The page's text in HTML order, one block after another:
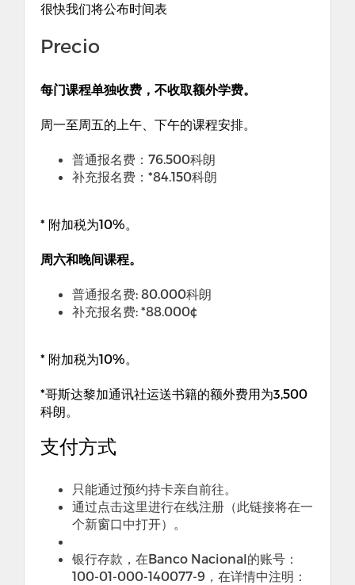
很快我们将公布时间表
Precio
每门课程单独收费 ， 不收取额外学费。
周一至周五的上午、下午的课程安排。
普通报名费： 76.500科朗
补充报名费： *84.150科朗
* 附加税为10%。
周六和晚间课程。
普通报名费: 80.000科朗
补充报名费: *88.000¢
* 附加税为10%。
*哥斯达黎加通讯社运送书籍的额外费用为3,500
科朗。
支付方式
只能通过预约持卡亲自前往。
通过点击这里进行在线注册 （此链接将在一
个新窗口中打开） 。
银行存款 ， 在Banco Nacional的账号 ：
100-01-000-140077-9 ， 在详情中注明 ：